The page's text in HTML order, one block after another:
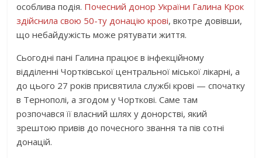
особлива подія. Почесний донор України Галина Крок
здійснила свою 50-ту донацію крові, вкотре довівши,
що небайдужість може рятувати життя.
Сьогодні пані Галина працює в інфекційному
відділенні Чортківської центральної міської лікарні, а
до цього 27 років присвятила службі крові — спочатку
в Тернополі, а згодом у Чорткові. Саме там
розпочався її власний шлях у донорстві, який
зрештою привів до почесного звання та пів сотні
донацій.